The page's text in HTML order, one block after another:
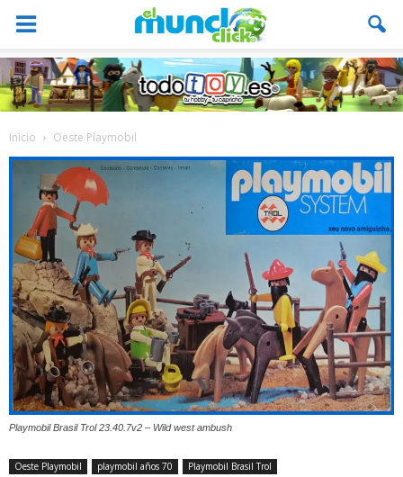
Inicio Oeste Playmobil
Playmobil Brasil Trol 23.40.7v2 – Wild west ambush
Oeste Playmobil playmobil años 70 Playmobil Brasil Trol